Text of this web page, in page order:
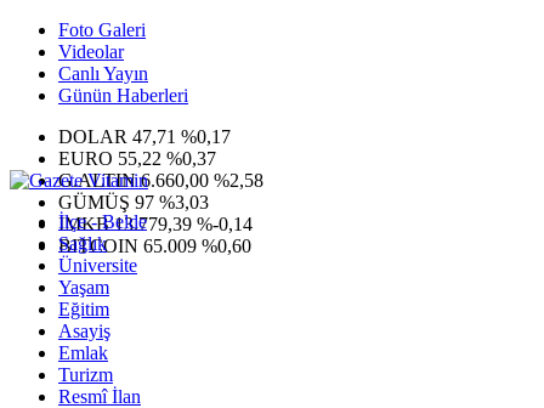
Foto Galeri
Videolar
Canlı Yayın
Günün Haberleri
DOLAR 47,71 %0,17
EURO 55,22 %0,37
G.ALTIN6.660,00 %2,58
GÜMÜŞ 97 %3,03
IMKB13.779,39 %-0,14
BITCOIN 65.009 %0,60
İlçe - Belde
Sağlık
Üniversite
Yaşam
Eğitim
Asayiş
Emlak
Turizm
Resmî İlan